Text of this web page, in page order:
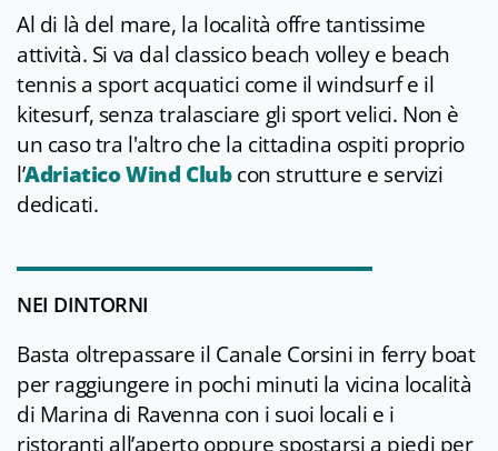
Al di là del mare, la località offre tantissime
attività. Si va dal classico beach volley e beach
tennis a sport acquatici come il windsurf e il
kitesurf, senza tralasciare gli sport velici. Non è
un caso tra l'altro che la cittadina ospiti proprio
l’Adriatico Wind Clubcon strutture e servizi
dedicati.
NEI DINTORNI
Basta oltrepassare il Canale Corsini in ferry boat
per raggiungere in pochi minuti la vicina località
di Marina di Ravenna con i suoi locali e i
ristoranti all’aperto oppure spostarsi a piedi per